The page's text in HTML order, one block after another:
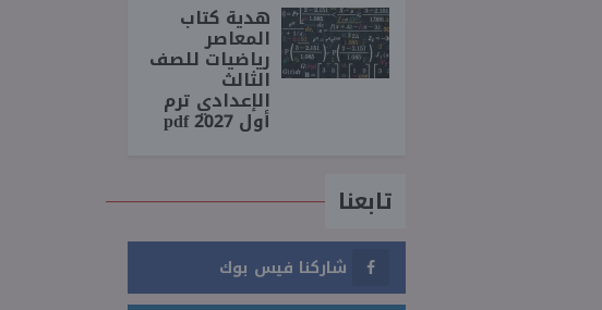
هدية كتاب
المعاصر
رياضيات للصف
الثالث
الإعدادي ترم
أول 2027 pdf
تابعنا
شاركنا فيس بوك